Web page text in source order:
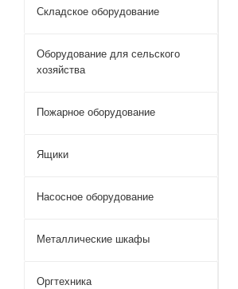
Складское оборудование
Оборудование для сельского
хозяйства
Пожарное оборудование
Ящики
Насосное оборудование
Металлические шкафы
Оргтехника